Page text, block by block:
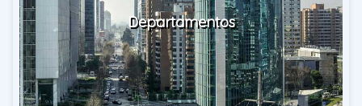
Departamentos